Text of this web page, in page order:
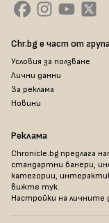
Chr.bg е част от
Условия за ползване
Лични данни
За реклама
Новини
Реклама
Chronicle.bg предлага
стандартни банери,
категории,
вижте тук.
Настройки на личните